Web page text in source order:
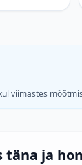
viimastes
täna ja